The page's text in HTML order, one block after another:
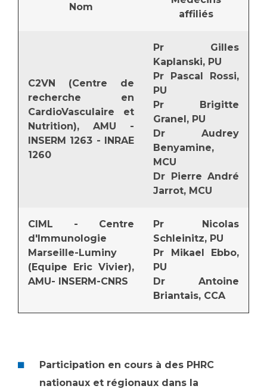
Salon des familles
Handicap
Handi 13
Pôle Médecine Physique et Réadaptation
Accueil sourds et malentendants
Mouvement Parcours Handicap 13
Activité physique
Cancer
Médecine nucléaire
Maladies rares
Les structures de recherche
Écoles et Instituts de Formation
Plateforme des internes
Professionnels de santé
Médicale
Radiologie / Imagerie
Cancérologie
Les pôles d'activité médicale
Anatomie et Cytologie Pathologiques
Adresser un examen au Laboratoire d'Infectiologie
Presse / Multimédia
Nom
affiliés
C2VN (Centre de
recherche en
CardioVasculaire et
Nutrition), AMU -
INSERM 1263 - INRAE
1260
Pr Gilles
Kaplanski, PU
Pr Pascal Rossi,
PU
Pr Brigitte
Granel, PU
Dr Audrey
Benyamine,
MCU
Dr Pierre André
Jarrot, MCU
CIML - Centre
d'Immunologie
Marseille-Luminy
(Equipe Eric Vivier),
AMU- INSERM-CNRS
Pr Nicolas
Schleinitz, PU
Pr Mikael Ebbo,
PU
Dr Antoine
Briantais, CCA
Participation en cours à des PHRC
nationaux et régionaux dans la